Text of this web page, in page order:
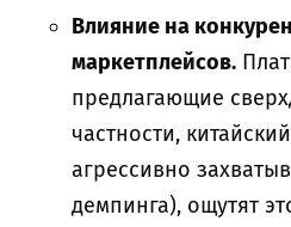
Влияние на
маркетплейсов.
предлагающие
частности,
агрессивно
демпинга), ощутят